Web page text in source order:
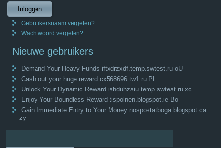
Inloggen
Gebruikersnaam vergeten?
Wachtwoord vergeten?
Nieuwe gebruikers
Demand Your Heavy Funds iftxdrzxdf.temp.swtest.ru oU
Cash out your huge reward cx568696.tw1.ru PL
Unlock Your Dynamic Reward ishduhzsiu.temp.swtest.ru xc
Enjoy Your Boundless Reward tispolnen.blogspot.ie Bo
Gain Immediate Entry to Your Money nospostatboga.blogspot.ca
zy